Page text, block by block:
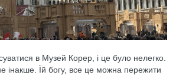
в Музей Корер, і це було нелегко.
інакше. Їй богу, все це можна пережити